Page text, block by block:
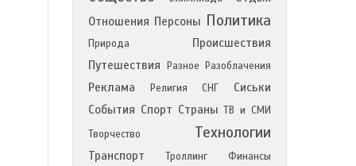
Отношения Персоны Политика
Природа
Происшествия
Путешествия
Разное Разоблачения
Реклама Религия СНГ
Сиськи
События Спорт Страны ТВ и СМИ
Творчество
Технологии
Транспорт Троллинг Финансы